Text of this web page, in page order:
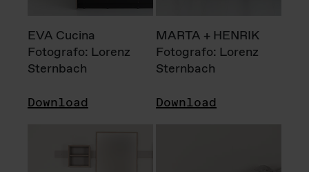
EVA Cucina
Fotografo: Lorenz
Sternbach
Download
MARTA + HENRIK
Fotografo: Lorenz
Sternbach
Download